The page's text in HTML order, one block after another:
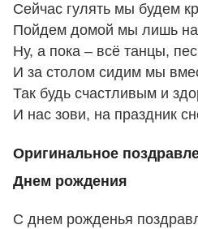
Сейчас гулять мы будем
Пойдем домой мы лишь
Ну, а пока – всё танцы,
И за столом сидим мы
Так будь счастливым и
И нас зови, на праздник
Оригинальное
Днем рождения
С днем рожденья